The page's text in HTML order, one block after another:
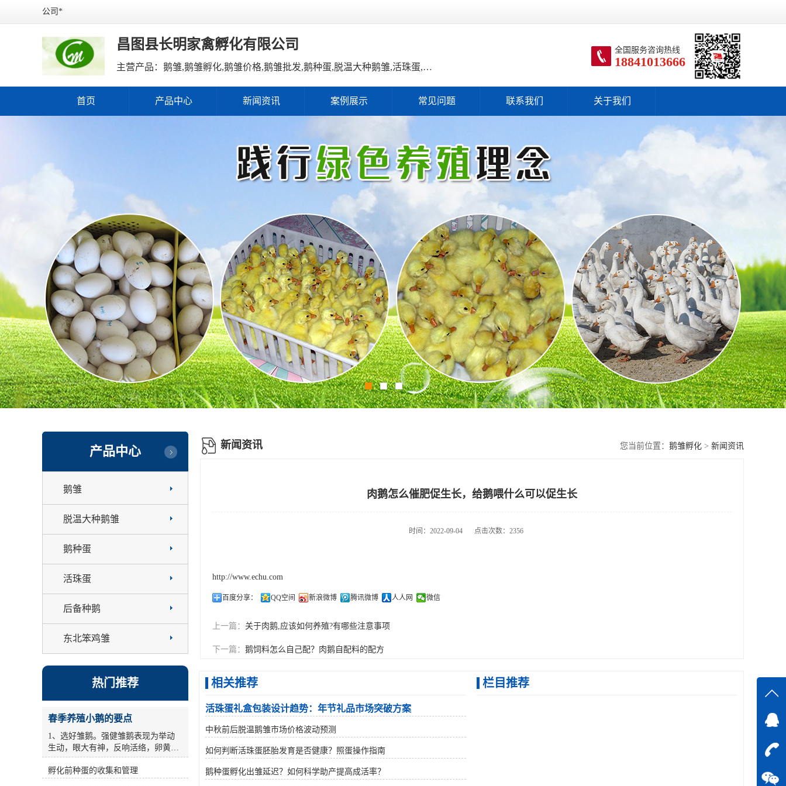
公司*
昌图县长明家禽孵化有限公司
主营产品：鹅雏,鹅雏孵化,鹅雏价格,鹅雏批发,鹅种蛋,脱温大种鹅雏,活珠蛋,后备种鹅等家禽产品。
全国服务咨询热线
18841013666
首页 产品中心 新闻资讯 案例展示 常见问题 联系我们 关于我们
新闻资讯 您当前位置： 鹅雏孵化 > 新闻资讯
肉鹅怎么催肥促生长，给鹅喂什么可以促生长
时间：2022-09-04 点击次数：2356
http://www.echu.com
百度分享： QQ空间 新浪微博 腾讯微博 人人网 微信
上一篇： 关于肉鹅,应该如何养殖?有哪些注意事项
下一篇： 鹅饲料怎么自己配？肉鹅自配料的配方
相关推荐
活珠蛋礼盒包装设计趋势：年节礼品市场突破方案
中秋前后脱温鹅雏市场价格波动预测
如何判断活珠蛋胚胎发育是否健康？照蛋操作指南
鹅种蛋孵化出雏延迟？如何科学助产提高成活率？
栏目推荐
产品中心
鹅雏
脱温大种鹅雏
鹅种蛋
活珠蛋
后备种鹅
东北笨鸡雏
热门推荐
春季养殖小鹅的要点
1、选好雏鹅。强健雏鹅表现为举动
生动，眼大有神，反响活络，卵黄缩
短杰出，毛干后能站稳，叫声有力，
用手抓住颈部提起来时，双脚敏捷缩
孵化前种蛋的收集和管理
在线
在
咨询